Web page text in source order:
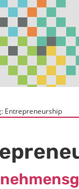
Entrepreneurship